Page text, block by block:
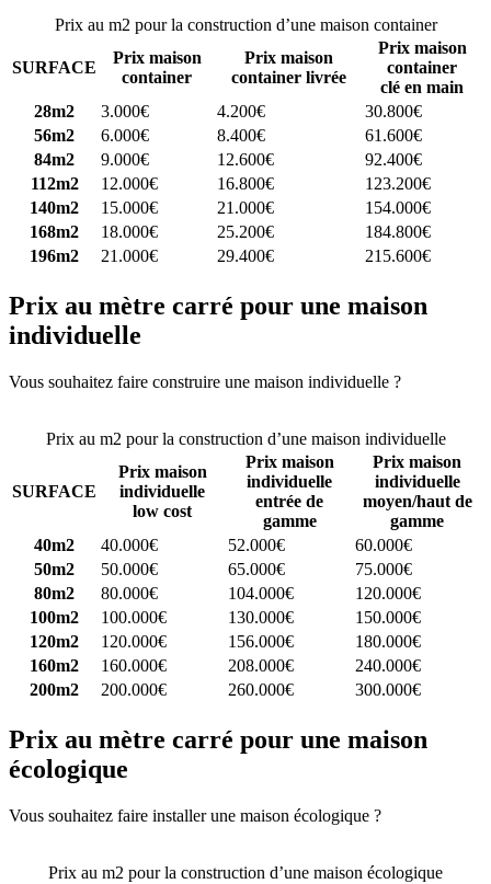
Prix au m2 pour la construction d’une maison container
SURFACE
Prix maison
container
Prix maison
container livrée
Prix maison
container
clé en main
28m2
3.000€ 4.200€
30.800€
56m2
6.000€ 8.400€
61.600€
84m2
9.000€ 12.600€
92.400€
112m2
12.000€ 16.800€
123.200€
140m2
15.000€ 21.000€
154.000€
168m2
18.000€ 25.200€
184.800€
196m2
21.000€ 29.400€ 215.600€
Prix au mètre carré pour une maison
individuelle
Vous souhaitez faire construire une maison individuelle ?
Prix au m2 pour la construction d’une maison individuelle
SURFACE
Prix maison
individuelle
low cost
Prix maison
individuelle
entrée de
gamme
Prix maison
individuelle
moyen/haut de
gamme
40m2
40.000€ 52.000€
60.000€
50m2
50.000€ 65.000€
75.000€
80m2
80.000€ 104.000€
120.000€
100m2
100.000€ 130.000€
150.000€
120m2
120.000€ 156.000€
180.000€
160m2
160.000€ 208.000€
240.000€
200m2
200.000€ 260.000€ 300.000€
Prix au mètre carré pour une maison
écologique
Vous souhaitez faire installer une maison écologique ?
Prix au m2 pour la construction d’une maison écologique